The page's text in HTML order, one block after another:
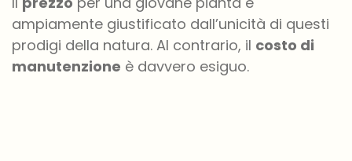
ampiamente giustificato dall’unicità di questi
prodigi della natura. Al contrario, il costo di
manutenzione è davvero esiguo.